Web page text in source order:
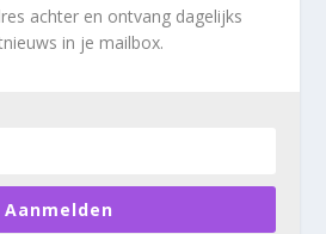
achter en ontvang dagelijks
in je mailbox.
Aanmelden